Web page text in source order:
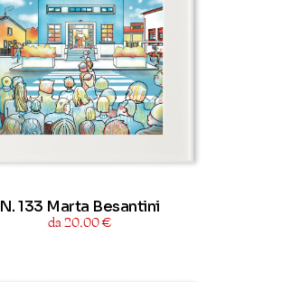
N. 133 Marta Besantini
da 20,00 €